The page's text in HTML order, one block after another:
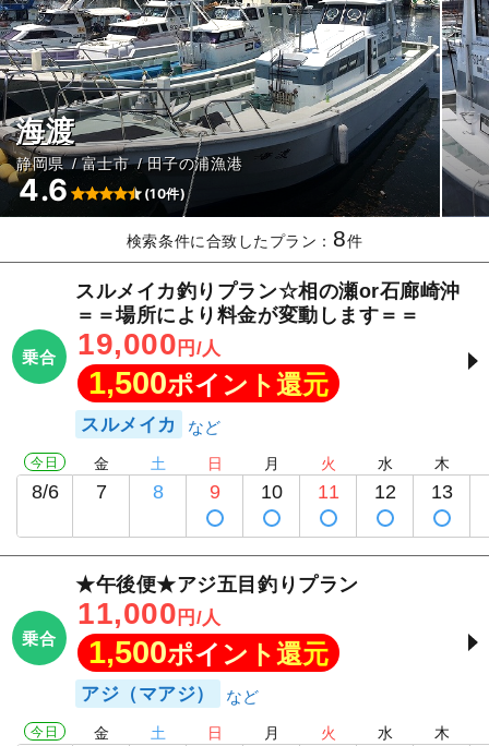
海渡
静岡県 富士市 田子の浦漁港
4.6 (10件)
検索条件に合致したプラン： 8件
乗合
スルメイカ釣りプラン☆相の瀬or石廊崎沖
＝＝場所により料金が変動します＝＝
19,000 円/人
1,500ポイント還元
スルメイカ
今日
8/6
金
7
土
8
日
9
月
10
火
11
水
12
木
13
乗合
★午後便★アジ五目釣りプラン
11,000 円/人
1,500ポイント還元
アジ（マアジ）
今日 金 土 日 月 火 水 木